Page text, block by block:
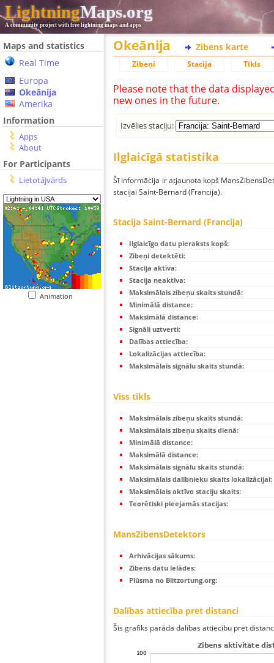
LightningMaps.org
A community project with free lightning maps and apps
Maps and statistics
Real Time
Europa
Okeānija
Amerika
Information
Apps
About
For Participants
Lietotājvārds
Animation
Okeānija Zibens karte
Zibeņi Stacija Tīkls
Please note that the data
new ones in the future.
Izvēlies staciju:
Ilglaicīgā statistika
Šī informācija ir atjaunota kopš
stacijai Saint-Bernard (Francija).
Stacija Saint-Bernard (Francija)
Ilglaicīgo datu pieraksts kopš:
Zibeņi detektēti:
Stacija aktīva:
Stacija neaktīva:
Maksimālais zibeņu skaits stundā:
Minimālā distance:
Maksimālā distance:
Signāli uztverti:
Dalības attiecība:
Lokalizācijas attiecība:
Maksimālais signālu skaits stundā:
Viss tīkls
Maksimālais zibeņu skaits stundā:
Maksimālais zibeņu skaits dienā:
Minimālā distance:
Maksimālā distance:
Maksimālais signālu skaits stundā:
Maksimālais dalībnieku skaits lokalizācijai:
Maksimālais aktīvo staciju skaits:
Teorētiski pieejamās stacijas:
MansZibensDetektors
Arhivācijas sākums:
Zibens datu ielādes:
Plūsma no Blitzortung.org:
Dalības attiecība pret distanci
Šis grafiks parāda dalības attiecību pret